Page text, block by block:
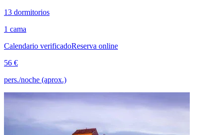
13 dormitorios
1 cama
Calendario verificadoReserva online
56 €
pers./noche (aprox.)